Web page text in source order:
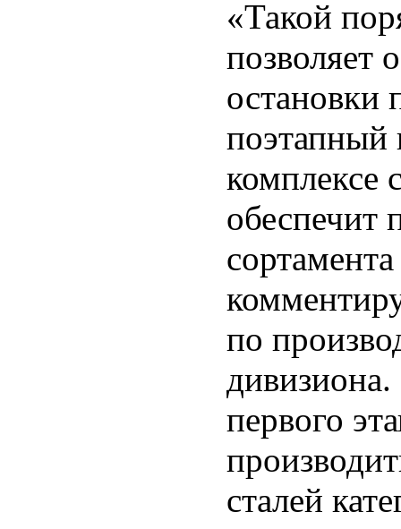
«Такой
позволяет
остановки
поэтапный
комплексе
обеспечит
по
первого
сталей